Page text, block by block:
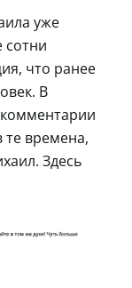
уже
сотни
что ранее
В
времена,
Здесь